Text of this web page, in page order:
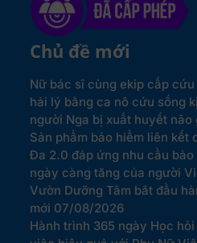
Chủ đề mới
Nữ bác sĩ cùng ekip cấp
hải lý bằng ca nô cứu sống
người Nga bị xuất huyết não
Sản phẩm bảo hiểm liên kết
Đa 2.0 đáp ứng nhu cầu
ngày càng tăng của người
Vườn Dưỡng Tâm bắt đầu
mới 07/08/2026
Hành trình 365 ngày Học hỏi